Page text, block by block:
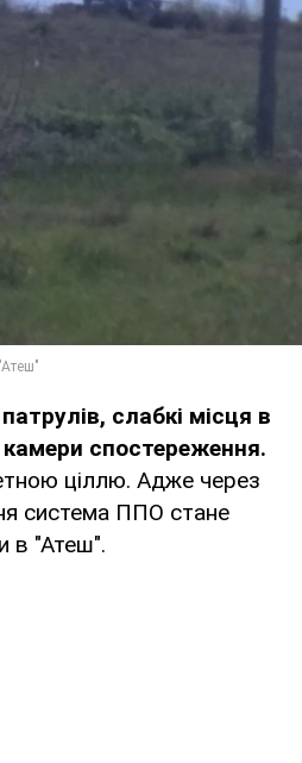
слабкі місця в
камери спостереження.
ціллю. Адже через
система ППО стане
в "Атеш".